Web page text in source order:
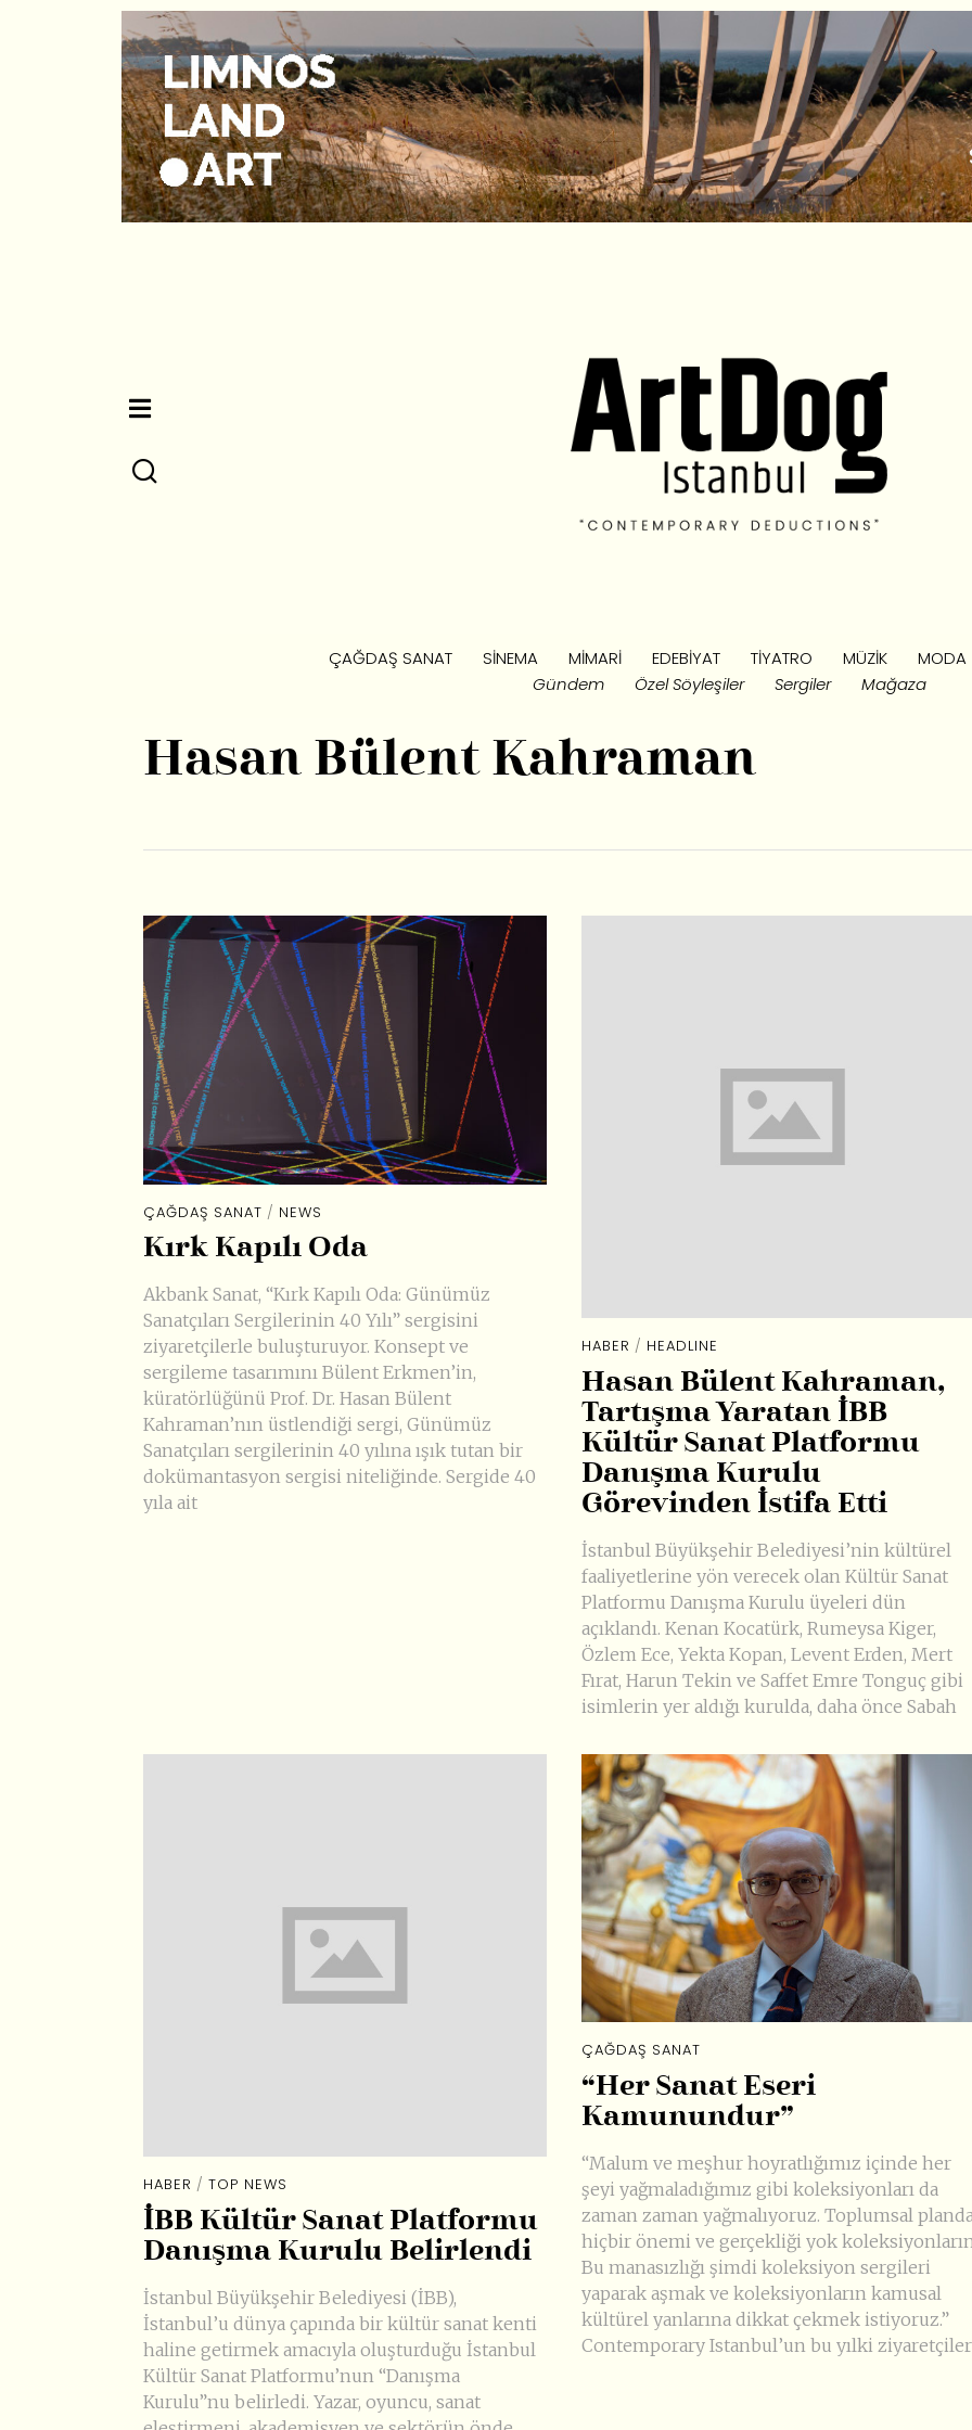
ÇAĞDAŞ SANAT SINEMA MIMARI EDEBIYAT TIYATRO MÜZIK MODA
Gündem
Özel Söyleşiler Sergiler Mağaza
Hasan Bülent Kahraman
ÇAĞDAŞ SANAT / NEWS
Kırk Kapılı Oda
Akbank Sanat, “Kırk Kapılı Oda: Günümüz
Sanatçıları Sergilerinin 40 Yılı” sergisini
ziyaretçilerle buluşturuyor. Konsept ve
sergileme tasarımını Bülent Erkmen’in,
küratörlüğünü Prof. Dr. Hasan Bülent
Kahraman’nın üstlendiği sergi, Günümüz
Sanatçıları sergilerinin 40 yılına ışık tutan bir
dokümantasyon sergisi niteliğinde. Sergide 40
yıla ait
HABER / HEADLINE
Hasan Bülent Kahraman,
Tartışma Yaratan İBB
Kültür Sanat Platformu
Danışma Kurulu
Görevinden İstifa Etti
İstanbul Büyükşehir Belediyesi’nin kültürel
faaliyetlerine yön verecek olan Kültür Sanat
Platformu Danışma Kurulu üyeleri dün
açıklandı. Kenan Kocatürk, Rumeysa Kiger,
Özlem Ece, Yekta Kopan, Levent Erden, Mert
Fırat, Harun Tekin ve Saffet Emre Tonguç gibi
isimlerin yer aldığı kurulda, daha önce Sabah
HABER / TOP NEWS
​İBB Kültür Sanat Platformu
Danışma Kurulu Belirlendi
İstanbul Büyükşehir Belediyesi (İBB),
İstanbul’u dünya çapında bir kültür sanat kenti
haline getirmek amacıyla oluşturduğu İstanbul
Kültür Sanat Platformu’nun “Danışma
Kurulu”nu belirledi. Yazar, oyuncu, sanat
ÇAĞDAŞ SANAT
“Her Sanat Eseri
Kamunundur”
“Malum ve meşhur hoyratlığımız içinde her
şeyi yağmaladığımız gibi koleksiyonları da
zaman zaman yağmalıyoruz. Toplumsal planda
hiçbir önemi ve gerçekliği yok
Bu manasızlığı şimdi koleksiyon sergileri
yaparak aşmak ve koleksiyonların kamusal
kültürel yanlarına dikkat çekmek istiyoruz.”
Contemporary Istanbul’un bu yılki